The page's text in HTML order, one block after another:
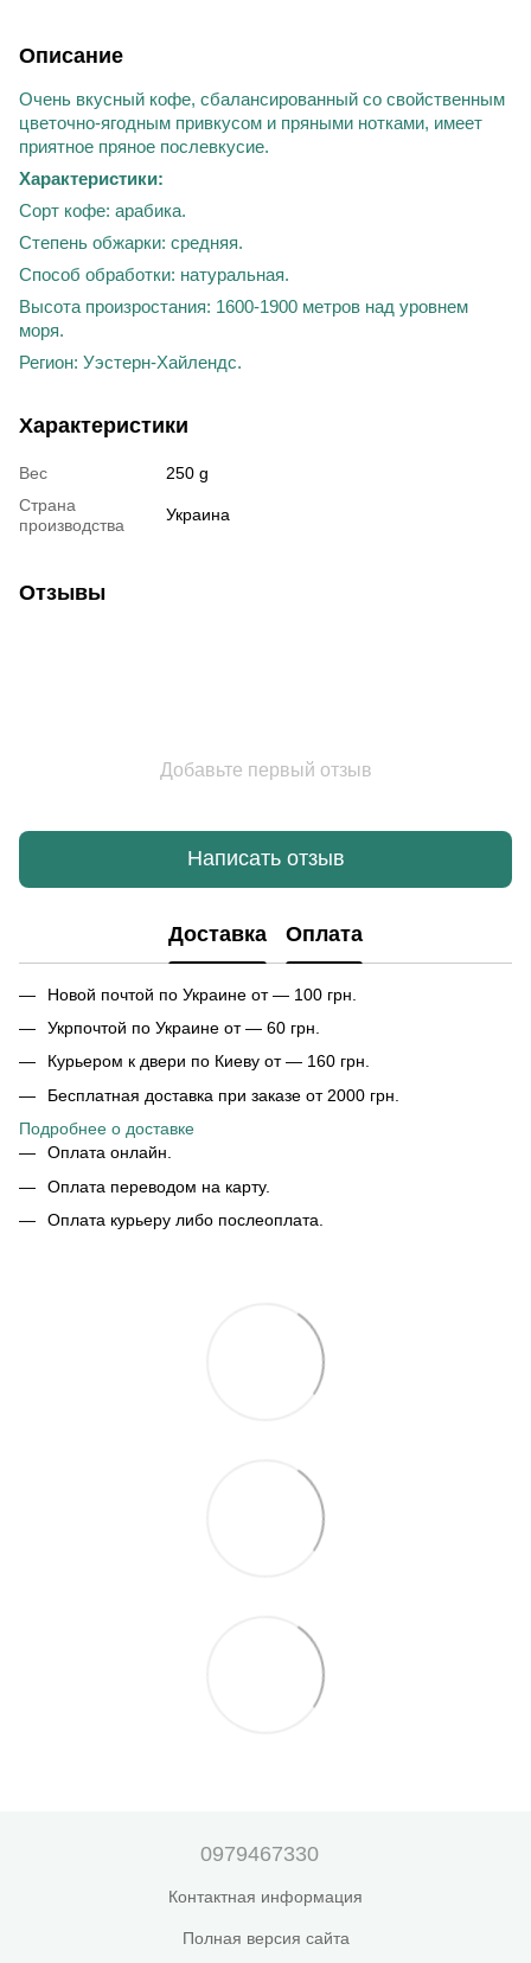
Описание
Очень вкусный кофе, сбалансированный со свойственным
цветочно-ягодным привкусом и пряными нотками, имеет
приятное пряное послевкусие.
Характеристики:
Сорт кофе: арабика.
Степень обжарки: средняя.
Способ обработки: натуральная.
Высота произростания: 1600-1900 метров над уровнем
моря.
Регион: Уэстерн-Хайлендс.
Характеристики
Вес
250 g
Страна
производства
Украина
Отзывы
Добавьте первый отзыв
Написать отзыв
Доставка Оплата
Новой почтой по Украине от — 100 грн.
Укрпочтой по Украине от — 60 грн.
Курьером к двери по Киеву от — 160 грн.
Бесплатная доставка при заказе от 2000 грн.
Подробнее о доставке
Оплата онлайн.
Оплата переводом на карту.
Оплата курьеру либо послеоплата.
0979467330
Контактная информация
Полная версия сайта